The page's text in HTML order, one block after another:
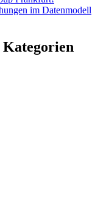
im Datenmodell
Kategorien